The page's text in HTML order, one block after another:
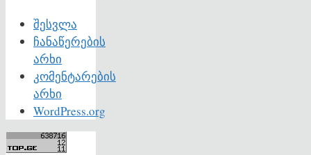
შესვლა
ჩანაწერების
არხი
კომენტარების
არხი
WordPress.org